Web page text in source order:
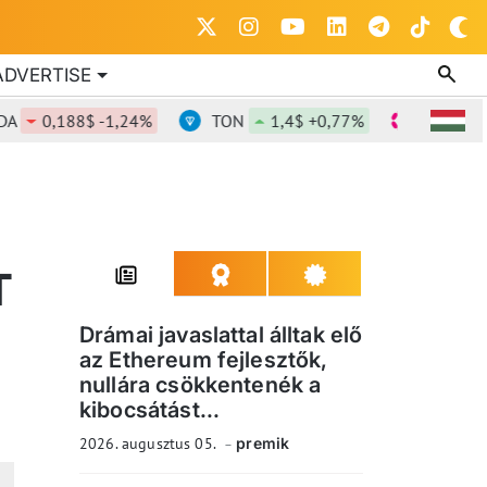
-1,24% TON 1,4$ +0,77% DOT 0,843$ -
Drámai javaslattal álltak elő
az Ethereum fejlesztők,
nullára csökkentenék a
kibocsátást...
2026. augusztus 05. premik